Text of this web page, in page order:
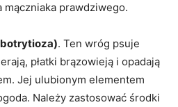
prawdziwego.
. Ten wróg psuje
płatki brązowieją i opadają
Jej ulubionym elementem
Należy zastosować środki